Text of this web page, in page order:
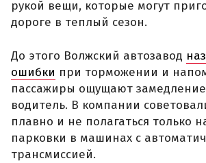
рукой вещи, которые могут
дороге в теплый сезон.
До этого Волжский автозавод
ошибки при торможении и
пассажиры ощущают
водитель. В компании
плавно и не полагаться только
парковки в машинах с
трансмиссией.